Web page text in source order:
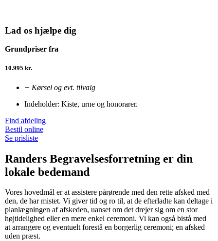
Lad os hjælpe dig
Grundpriser fra
10.995 kr.
+ Kørsel og evt. tilvalg
Indeholder: Kiste, urne og honorarer.
Find afdeling
Bestil online
Se prisliste
Randers Begravelsesforretning er din
lokale bedemand
Vores hovedmål er at assistere pårørende med den rette afsked med
den, de har mistet. Vi giver tid og ro til, at de efterladte kan deltage i
planlægningen af afskeden, uanset om det drejer sig om en stor
højtidelighed eller en mere enkel ceremoni. Vi kan også bistå med
at arrangere og eventuelt forestå en borgerlig ceremoni; en afsked
uden præst.